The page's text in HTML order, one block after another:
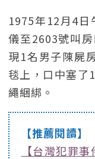
1975年12月4
儀至2603號叫
現1名男子陳屍
毯上，口中塞了
繩綑綁。
【推薦閱讀】
【台灣犯罪